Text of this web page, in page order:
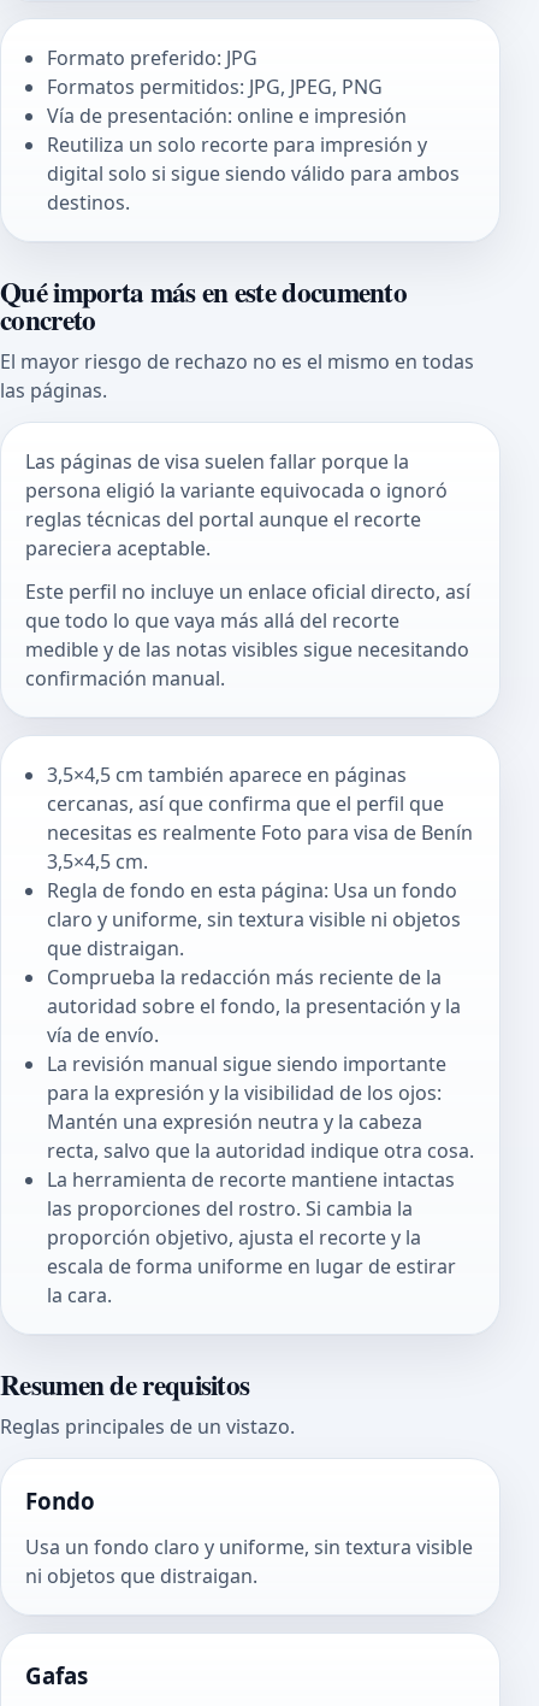
Formato preferido: JPG
Formatos permitidos: JPG, JPEG, PNG
Vía de presentación: online e impresión
Reutiliza un solo recorte para impresión y
digital solo si sigue siendo válido para ambos
destinos.
Qué importa más en este documento
concreto
El mayor riesgo de rechazo no es el mismo en todas
las páginas.
Las páginas de visa suelen fallar porque la
persona eligió la variante equivocada o ignoró
reglas técnicas del portal aunque el recorte
pareciera aceptable.
Este perfil no incluye un enlace oficial directo, así
que todo lo que vaya más allá del recorte
medible y de las notas visibles sigue necesitando
confirmación manual.
3,5×4,5 cm también aparece en páginas
cercanas, así que confirma que el perfil que
necesitas es realmente Foto para visa de Benín
3,5×4,5 cm.
Regla de fondo en esta página: Usa un fondo
claro y uniforme, sin textura visible ni objetos
que distraigan.
Comprueba la redacción más reciente de la
autoridad sobre el fondo, la presentación y la
vía de envío.
La revisión manual sigue siendo importante
para la expresión y la visibilidad de los ojos:
Mantén una expresión neutra y la cabeza
recta, salvo que la autoridad indique otra cosa.
La herramienta de recorte mantiene intactas
las proporciones del rostro. Si cambia la
proporción objetivo, ajusta el recorte y la
escala de forma uniforme en lugar de estirar
la cara.
Resumen de requisitos
Reglas principales de un vistazo.
Fondo
Usa un fondo claro y uniforme, sin textura visible
ni objetos que distraigan.
Gafas